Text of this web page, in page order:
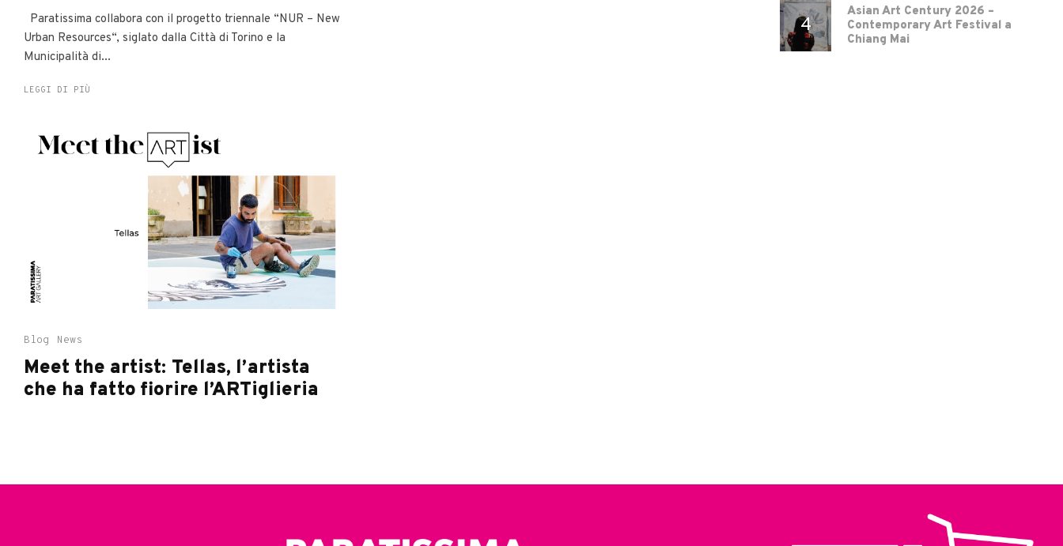
Paratissima collabora con il progetto triennale “NUR – New
Urban Resources“, siglato dalla Città di Torino e la
Municipalità di...
LEGGI DI PIÙ
Blog News
Meet the artist: Tellas, l’artista
che ha fatto fiorire l’ARTiglieria
Asian Art Century 2026 –
Contemporary Art Festival a
Chiang Mai